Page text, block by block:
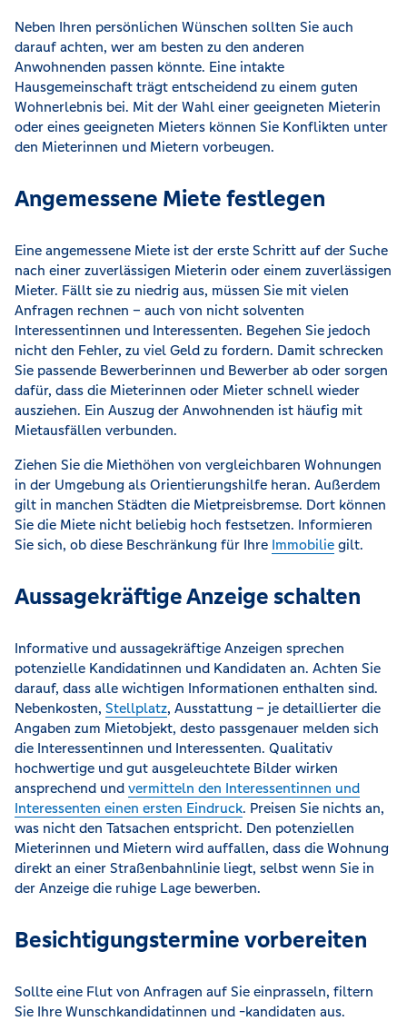
Neben Ihren persönlichen Wünschen sollten Sie auch
darauf achten, wer am besten zu den anderen
Anwohnenden passen könnte. Eine intakte
Hausgemeinschaft trägt entscheidend zu einem guten
Wohnerlebnis bei. Mit der Wahl einer geeigneten Mieterin
oder eines geeigneten Mieters können Sie Konflikten unter
den Mieterinnen und Mietern vorbeugen.
Angemessene Miete festlegen
Eine angemessene Miete ist der erste Schritt auf der Suche
nach einer zuverlässigen Mieterin oder einem zuverlässigen
Mieter. Fällt sie zu niedrig aus, müssen Sie mit vielen
Anfragen rechnen – auch von nicht solventen
Interessentinnen und Interessenten. Begehen Sie jedoch
nicht den Fehler, zu viel Geld zu fordern. Damit schrecken
Sie passende Bewerberinnen und Bewerber ab oder sorgen
dafür, dass die Mieterinnen oder Mieter schnell wieder
ausziehen. Ein Auszug der Anwohnenden ist häufig mit
Mietausfällen verbunden.
Ziehen Sie die Miethöhen von vergleichbaren Wohnungen
in der Umgebung als Orientierungshilfe heran. Außerdem
gilt in manchen Städten die Mietpreisbremse. Dort können
Sie die Miete nicht beliebig hoch festsetzen. Informieren
Sie sich, ob diese Beschränkung für Ihre Immobilie gilt.
Aussagekräftige Anzeige schalten
Informative und aussagekräftige Anzeigen sprechen
potenzielle Kandidatinnen und Kandidaten an. Achten Sie
darauf, dass alle wichtigen Informationen enthalten sind.
Nebenkosten, Stellplatz, Ausstattung – je detaillierter die
Angaben zum Mietobjekt, desto passgenauer melden sich
die Interessentinnen und Interessenten. Qualitativ
hochwertige und gut ausgeleuchtete Bilder wirken
ansprechend und vermitteln den Interessentinnen und
Interessenten einen ersten Eindruck. Preisen Sie nichts an,
was nicht den Tatsachen entspricht. Den potenziellen
Mieterinnen und Mietern wird auffallen, dass die Wohnung
direkt an einer Straßenbahnlinie liegt, selbst wenn Sie in
der Anzeige die ruhige Lage bewerben.
Besichtigungstermine vorbereiten
Sollte eine Flut von Anfragen auf Sie einprasseln, filtern
Sie Ihre Wunschkandidatinnen und -kandidaten aus.